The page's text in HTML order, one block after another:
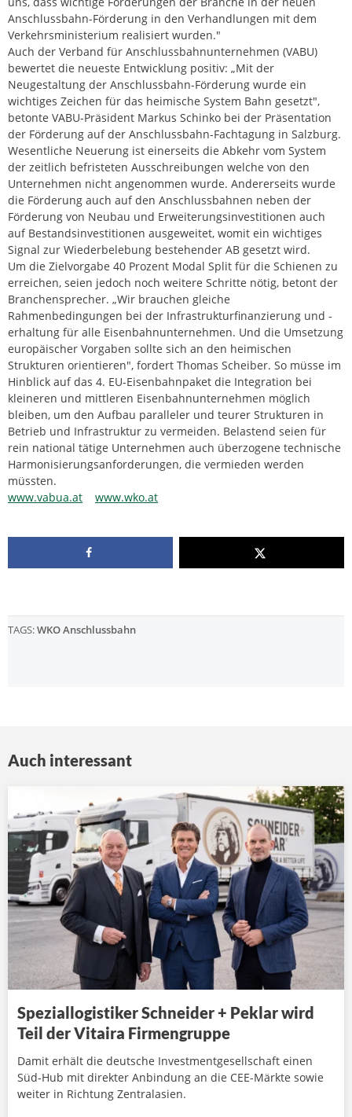
Anschlussbahn-Förderung in den Verhandlungen mit dem
Verkehrsministerium realisiert wurden."
Auch der Verband für Anschlussbahnunternehmen (VABU)
bewertet die neueste Entwicklung positiv: „Mit der
Neugestaltung der Anschlussbahn-Förderung wurde ein
wichtiges Zeichen für das heimische System Bahn gesetzt",
betonte VABU-Präsident Markus Schinko bei der Präsentation
der Förderung auf der Anschlussbahn-Fachtagung in Salzburg.
Wesentliche Neuerung ist einerseits die Abkehr vom System
der zeitlich befristeten Ausschreibungen welche von den
Unternehmen nicht angenommen wurde. Andererseits wurde
die Förderung auch auf den Anschlussbahnen neben der
Förderung von Neubau und Erweiterungsinvestitionen auch
auf Bestandsinvestitionen ausgeweitet, womit ein wichtiges
Signal zur Wiederbelebung bestehender AB gesetzt wird.
Um die Zielvorgabe 40 Prozent Modal Split für die Schienen zu
erreichen, seien jedoch noch weitere Schritte nötig, betont der
Branchensprecher. „Wir brauchen gleiche
Rahmenbedingungen bei der Infrastrukturfinanzierung und -
erhaltung für alle Eisenbahnunternehmen. Und die Umsetzung
europäischer Vorgaben sollte sich an den heimischen
Strukturen orientieren", fordert Thomas Scheiber. So müsse im
Hinblick auf das 4. EU-Eisenbahnpaket die Integration bei
kleineren und mittleren Eisenbahnunternehmen möglich
bleiben, um den Aufbau paralleler und teurer Strukturen in
Betrieb und Infrastruktur zu vermeiden. Belastend seien für
rein national tätige Unternehmen auch überzogene technische
Harmonisierungsanforderungen, die vermieden werden
müssten.
www.vabua.at
www.wko.at
TAGS:WKO Anschlussbahn
Auch interessant
Speziallogistiker Schneider + Peklar wird
Teil der Vitaira Firmengruppe
Damit erhält die deutsche Investmentgesellschaft einen
Süd-Hub mit direkter Anbindung an die CEE-Märkte sowie
weiter in Richtung Zentralasien.